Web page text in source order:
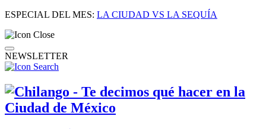
ESPECIAL DEL MES: LA CIUDAD VS LA SEQUÍA
NEWSLETTER